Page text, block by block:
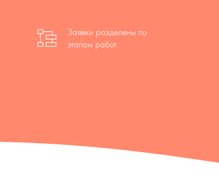
Заявки разделены по
этапам работ